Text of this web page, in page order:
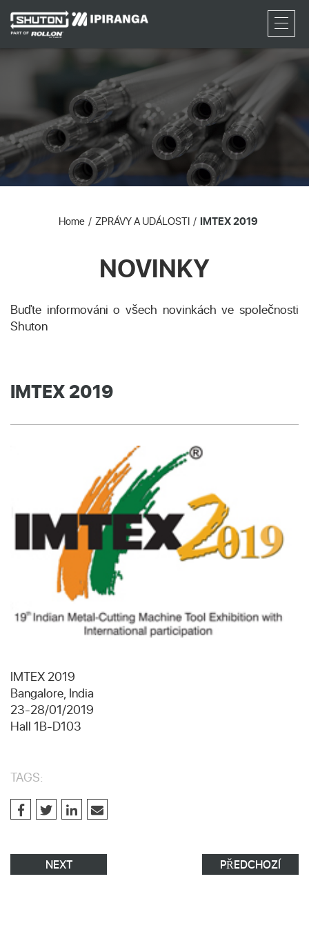
RFQ
Home ZPRÁVY A UDÁLOSTI IMTEX 2019
NOVINKY
Buďte informováni o všech novinkách ve společnosti
Shuton
IMTEX 2019
IMTEX 2019
Bangalore, India
23-28/01/2019
Hall 1B-D103
TAGS:
NEXT PŘEDCHOZÍ